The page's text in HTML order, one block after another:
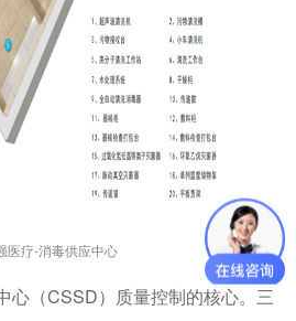
医疗-消毒供应中心
心（CSSD）质量控制的核心。三